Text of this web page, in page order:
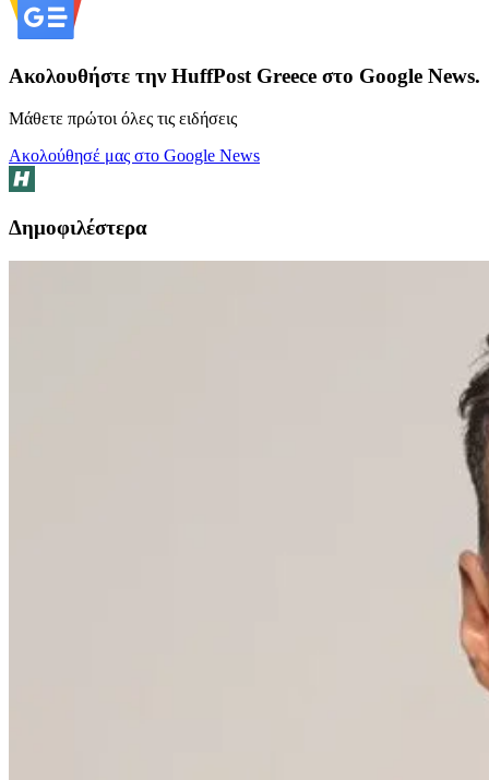
Ακολουθήστε την HuffPost Greece στο Google News.
Μάθετε πρώτοι όλες τις ειδήσεις
Ακολούθησέ μας στο Google News
Δημοφιλέστερα